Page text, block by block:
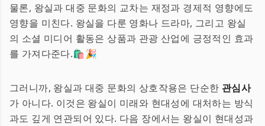
물론, 왕실과 대중 문화의 교차는 재정과 경제적 영향에도
영향을 미친다. 왕실을 다룬 영화나 드라마, 그리고 왕실
의 소셜 미디어 활동은 상품과 관광 산업에 긍정적인 효과
를 가져다준다.🛍️🎉
그러니까, 왕실과 대중 문화의 상호작용은 단순한 관심사
가 아니다. 이것은 왕실이 미래와 현대성에 대처하는 방식
과도 깊게 연관되어 있다. 다음 장에서는 왕실이 현대성과